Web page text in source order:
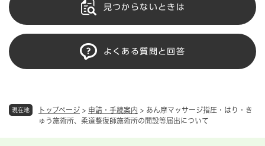
現在地 トップページ > 申請・手続案内 > あん摩マッサージ指圧・はり・き
ゅう施術所、柔道整復師施術所の開設等届出について
見つからないときは
よくある質問と回答